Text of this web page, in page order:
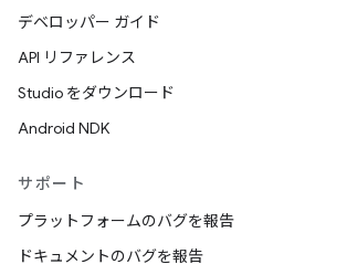
デベロッパー ガイド
API リファレンス
Studio をダウンロード
Android NDK
サポート
プラットフォームのバグを報告
ドキュメントのバグを報告